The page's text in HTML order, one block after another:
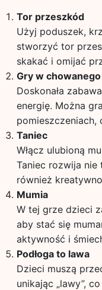
Tor przeszkód
Użyj poduszek,
stworzyć tor
skakać i omijać
Gry w chowanego
Doskonała
energię. Można
pomieszczeniach,
Taniec
Włącz ulubioną
Taniec rozwija
również
Mumia
W tej grze dzieci
aby stać się
aktywność i
Podłoga to lawa
Dzieci muszą
unikając „lawy”,